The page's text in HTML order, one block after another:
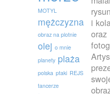
MOTYL
mężczyzna
obraz na plotnie
olej o mnie
planety plaża
polska ptaki REJS
tancerze
i
oraz